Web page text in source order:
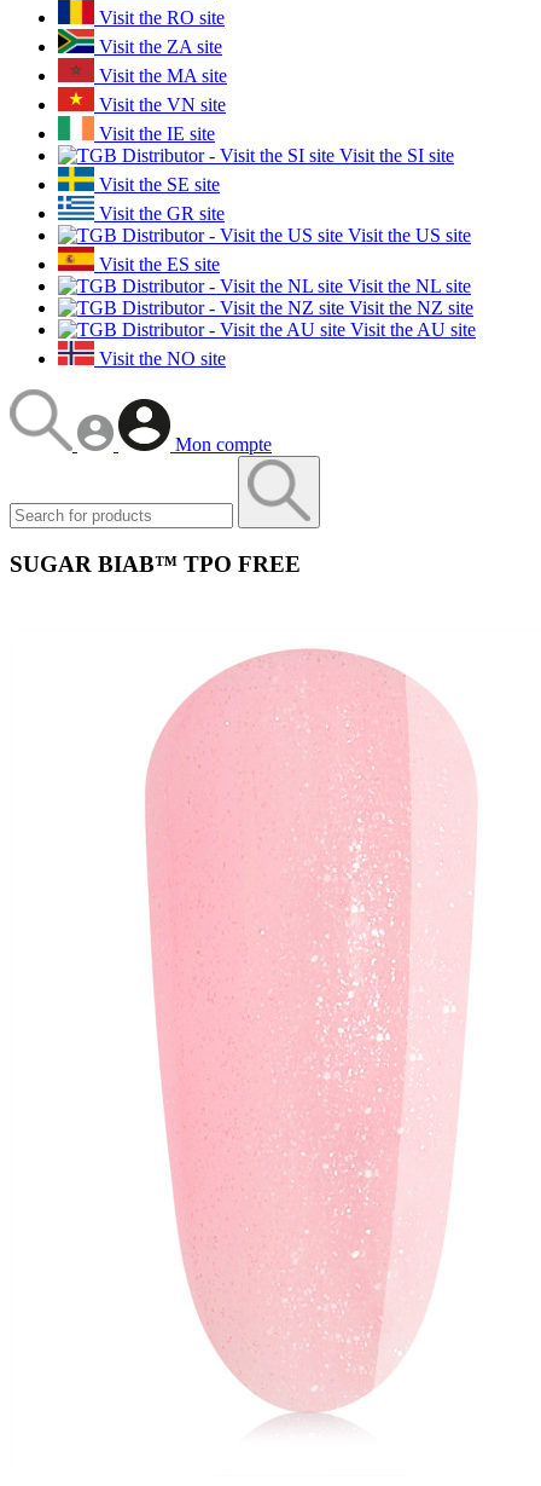
Visit the RO site
Visit the ZA site
Visit the MA site
Visit the VN site
Visit the IE site
Visit the SI site
Visit the SE site
Visit the GR site
Visit the US site
Visit the ES site
Visit the NL site
Visit the NZ site
Visit the AU site
Visit the NO site
Mon compte
SUGAR BIAB™ TPO FREE